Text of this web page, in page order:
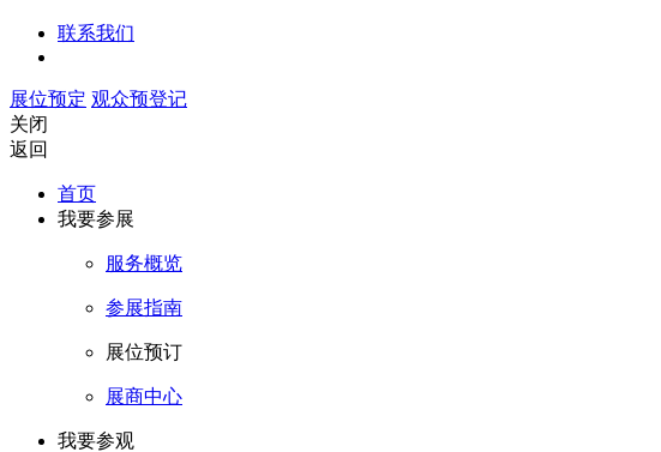
联系我们
展位预定 观众预登记
关闭
返回
首页
我要参展
服务概览
参展指南
展位预订
展商中心
我要参观